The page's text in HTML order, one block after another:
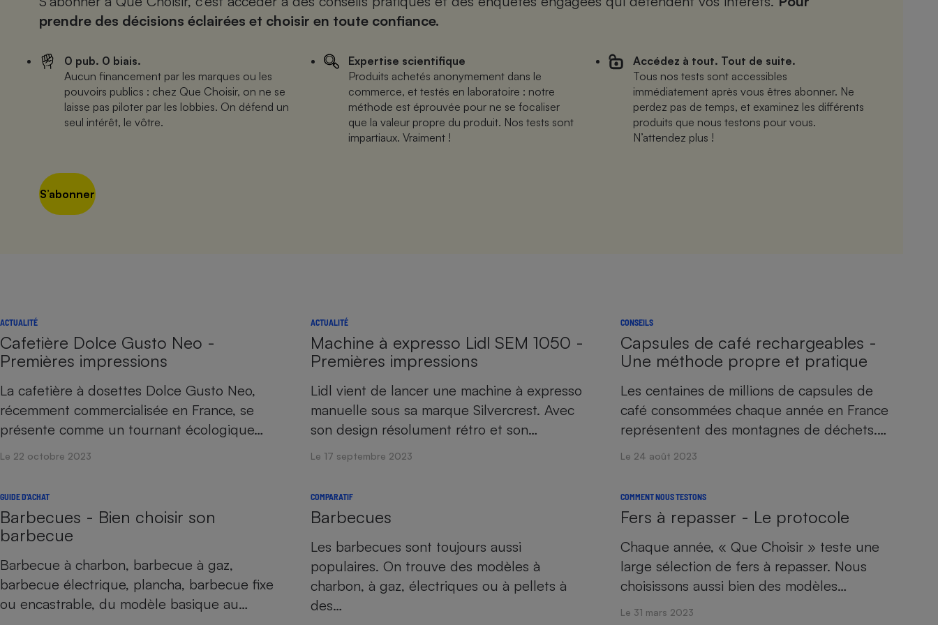
prendre des décisions éclairées et choisir en toute confiance.
0 pub. 0 biais.
Aucun financement par les marques ou les
pouvoirs publics : chez Que Choisir, on ne se
laisse pas piloter par les lobbies. On défend un
seul intérêt, le vôtre.
Expertise scientifique
Produits achetés anonymement dans le
commerce, et testés en laboratoire : notre
méthode est éprouvée pour ne se focaliser
que la valeur propre du produit. Nos tests sont
impartiaux. Vraiment !
Accédez à tout. Tout de suite.
Tous nos tests sont accessibles
immédiatement après vous êtres abonner. Ne
perdez pas de temps, et examinez les différents
produits que nous testons pour vous.
N’attendez plus !
S’abonner
ACTUALITÉ
Cafetière Dolce Gusto Neo -
Premières impressions
La cafetière à dosettes Dolce Gusto Neo,
récemment commercialisée en France, se
présente comme un tournant écologique…
Le 22 octobre 2023
ACTUALITÉ
Machine à expresso Lidl SEM 1050 -
Premières impressions
Lidl vient de lancer une machine à expresso
manuelle sous sa marque Silvercrest. Avec
son design résolument rétro et son…
Le 17 septembre 2023
CONSEILS
Capsules de café rechargeables -
Une méthode propre et pratique
Les centaines de millions de capsules de
café consommées chaque année en France
représentent des montagnes de déchets.…
Le 24 août 2023
GUIDE D'ACHAT
Barbecues - Bien choisir son
barbecue
Barbecue à charbon, barbecue à gaz,
barbecue électrique, plancha, barbecue fixe
ou encastrable, du modèle basique au…
COMPARATIF
Barbecues
Les barbecues sont toujours aussi
populaires. On trouve des modèles à
charbon, à gaz, électriques ou à pellets à
des…
COMMENT NOUS TESTONS
Fers à repasser - Le protocole
Chaque année, « Que Choisir » teste une
large sélection de fers à repasser. Nous
choisissons aussi bien des modèles…
Le 31 mars 2023